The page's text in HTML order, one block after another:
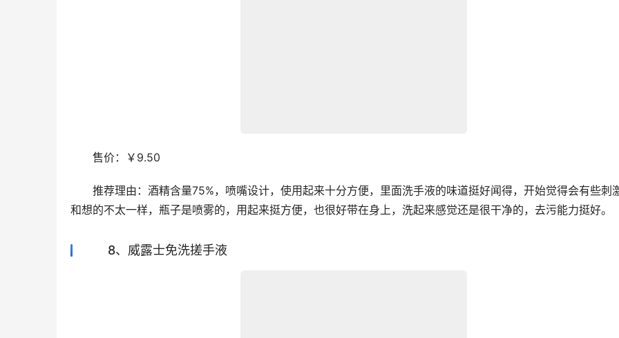
售价：￥9.50
推荐理由：酒精含量75%，喷嘴设计，使用起来十分方便，里面洗手液的味道挺好闻得，开始觉得会有些刺
和想的不太一样，瓶子是喷雾的，用起来挺方便，也很好带在身上，洗起来感觉还是很干净的，去污能力挺好。
8、威露士免洗搓手液